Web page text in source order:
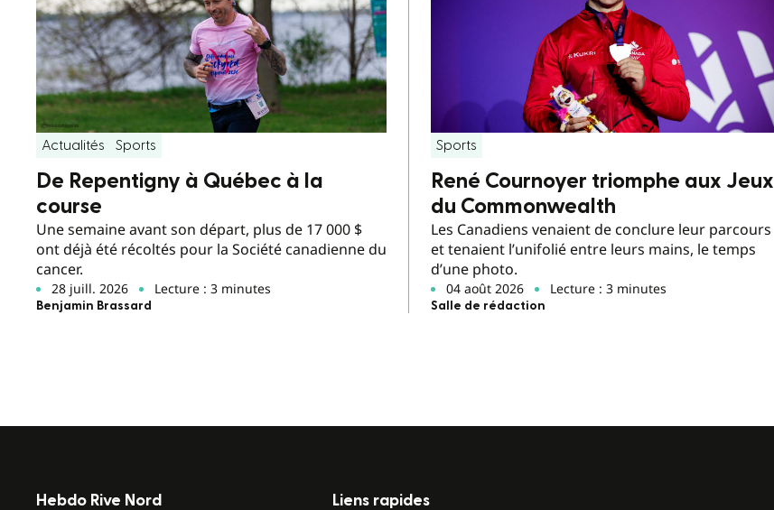
Actualités Sports
De Repentigny à Québec à la
course
Une semaine avant son départ, plus de 17 000 $
ont déjà été récoltés pour la Société canadienne du
cancer.
28 juill. 2026 Lecture : 3 minutes
Benjamin Brassard
Sports
René Cournoyer triomphe aux Jeux
du Commonwealth
Les Canadiens venaient de conclure leur parcours
et tenaient l’unifolié entre leurs mains, le temps
d’une photo.
04 août 2026 Lecture : 3 minutes
Salle de rédaction
Hebdo Rive Nord Liens rapides